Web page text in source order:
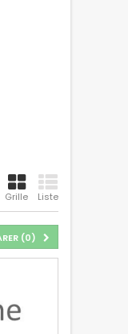
Grille Liste
(0)